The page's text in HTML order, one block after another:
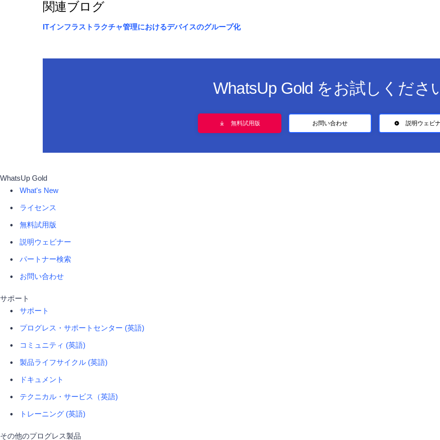
関連ブログ
ITインフラストラクチャ管理におけるデバイスのグループ化
WhatsUp Gold をお試しくださ
無料試用版 お問い合わせ 説明ウェビ
WhatsUp Gold
What's New
ライセンス
無料試用版
説明ウェビナー
パートナー検索
お問い合わせ
サポート
サポート
プログレス・サポートセンター (英語)
コミュニティ (英語)
製品ライフサイクル (英語)
ドキュメント
テクニカル・サービス（英語)
トレーニング (英語)
その他のプログレス製品